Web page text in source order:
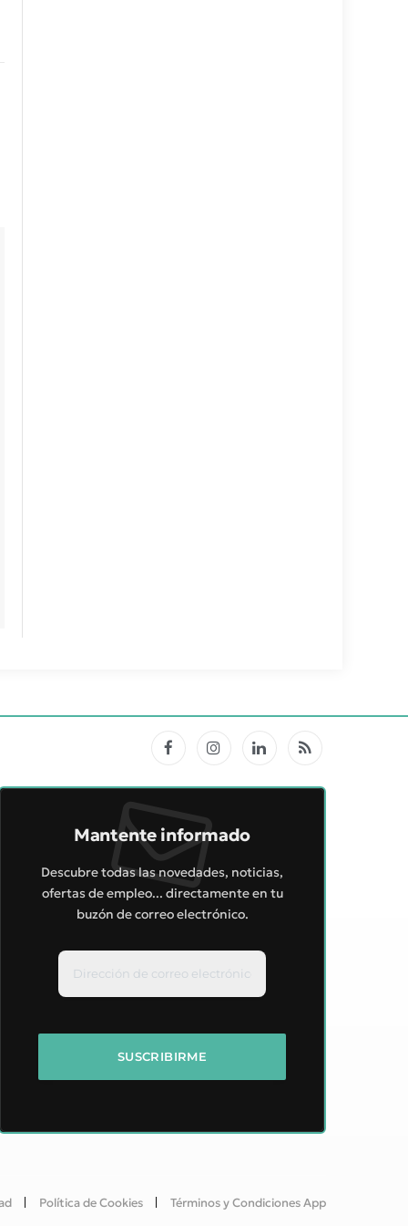
FacebookInstagramLinkedInRSS
Mantente informado
Descubre todas las novedades, noticias,
ofertas de empleo... directamente en tu
buzón de correo electrónico.
Política de Cookies Términos y Condiciones App